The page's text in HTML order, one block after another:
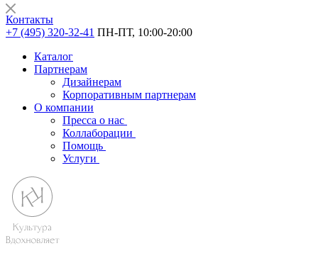
Контакты
+7 (495) 320-32-41 ПН-ПТ, 10:00-20:00
Каталог
Партнерам
Дизайнерам
Корпоративным партнерам
О компании
Пресса о нас
Коллаборации
Помощь
Услуги